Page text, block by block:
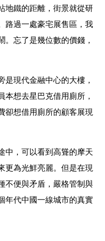
地鐵的距離，街景就從研
路過一處豪宅展售區，我
忘了是幾位數的價錢，
現代金融中心的大樓，
本想去星巴克借用廁所，
卻想借用廁所的顧客展現
中，可以看到高聳的摩天
更為光鮮亮麗。但是在現
不便與矛盾，嚴格管制與
年代中國一線城市的真實